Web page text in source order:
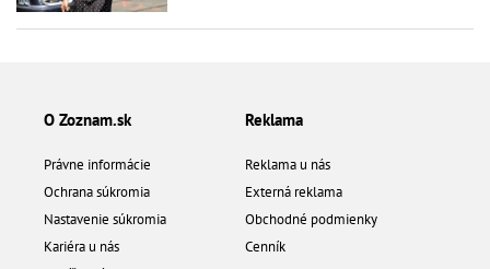
O Zoznam.sk
Právne informácie
Ochrana súkromia
Nastavenie súkromia
Kariéra u nás
Reklama
Reklama u nás
Externá reklama
Obchodné podmienky
Cenník